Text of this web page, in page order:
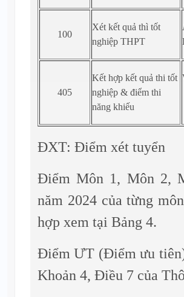
100
Xét kết quả thì tốt
nghiệp THPT
405
Kết hợp kết quả thi tốt
nghiệp & điểm thi
năng khiếu
ĐXT: Điểm xét tuyển
Điểm Môn 1, Môn 2,
năm 2024 của từng
hợp xem tại Bảng 4.
Điểm ƯT (Điểm ưu
Khoản 4, Điều 7 của